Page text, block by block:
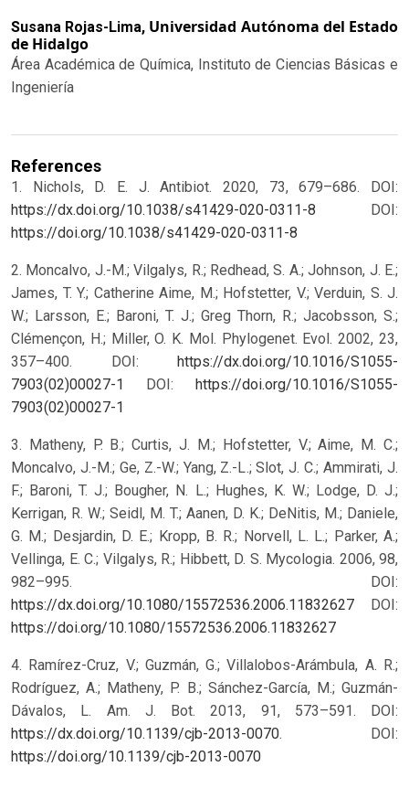
Susana Rojas-Lima, Universidad Autónoma del Estado
de Hidalgo
Área Académica de Química, Instituto de Ciencias Básicas e
Ingeniería
References
1. Nichols, D. E. J. Antibiot. 2020, 73, 679–686. DOI:
https://dx.doi.org/10.1038/s41429-020-0311-8
DOI:
https://doi.org/10.1038/s41429-020-0311-8
2. Moncalvo, J.-M.; Vilgalys, R.; Redhead, S. A.; Johnson, J. E.;
James, T. Y.; Catherine Aime, M.; Hofstetter, V.; Verduin, S. J.
W.; Larsson, E.; Baroni, T. J.; Greg Thorn, R.; Jacobsson, S.;
Clémençon, H.; Miller, O. K. Mol. Phylogenet. Evol. 2002, 23,
357–400. DOI: https://dx.doi.org/10.1016/S1055-
7903(02)00027-1
DOI: https://doi.org/10.1016/S1055-
7903(02)00027-1
3. Matheny, P. B.; Curtis, J. M.; Hofstetter, V.; Aime, M. C.;
Moncalvo, J.-M.; Ge, Z.-W.; Yang, Z.-L.; Slot, J. C.; Ammirati, J.
F.; Baroni, T. J.; Bougher, N. L.; Hughes, K. W.; Lodge, D. J.;
Kerrigan, R. W.; Seidl, M. T.; Aanen, D. K.; DeNitis, M.; Daniele,
G. M.; Desjardin, D. E.; Kropp, B. R.; Norvell, L. L.; Parker, A.;
Vellinga, E. C.; Vilgalys, R.; Hibbett, D. S. Mycologia. 2006, 98,
982–995. DOI:
https://dx.doi.org/10.1080/15572536.2006.11832627
DOI:
https://doi.org/10.1080/15572536.2006.11832627
4. Ramírez-Cruz, V.; Guzmán, G.; Villalobos-Arámbula, A. R.;
Rodríguez, A.; Matheny, P. B.; Sánchez-García, M.; Guzmán-
Dávalos, L. Am. J. Bot. 2013, 91, 573–591. DOI:
https://dx.doi.org/10.1139/cjb-2013-0070. DOI:
https://doi.org/10.1139/cjb-2013-0070